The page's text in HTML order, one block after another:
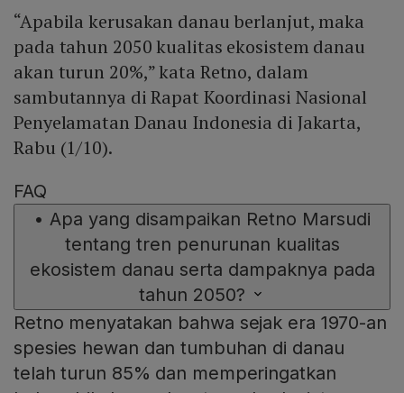
“Apabila kerusakan danau berlanjut, maka
pada tahun 2050 kualitas ekosistem danau
akan turun 20%,” kata Retno, dalam
sambutannya di Rapat Koordinasi Nasional
Penyelamatan Danau Indonesia di Jakarta,
Rabu (1/10).
FAQ
• Apa yang disampaikan Retno Marsudi
tentang tren penurunan kualitas
ekosistem danau serta dampaknya pada
tahun 2050?
Retno menyatakan bahwa sejak era 1970-an
spesies hewan dan tumbuhan di danau
telah turun 85% dan memperingatkan